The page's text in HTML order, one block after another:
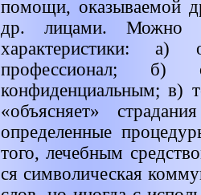
помощи, оказываемой
др. лицами. Можно
характеристики:
профессионал; б)
конфиденциальным; в)
«объясняет»
определенные
того, лечебным
ся символическая